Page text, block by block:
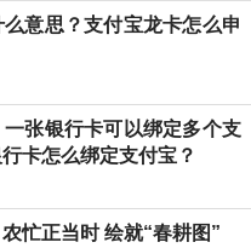
意思？支付宝龙卡怎么申
一张银行卡可以绑定多个支
卡怎么绑定支付宝？
忙正当时 绘就“春耕图”